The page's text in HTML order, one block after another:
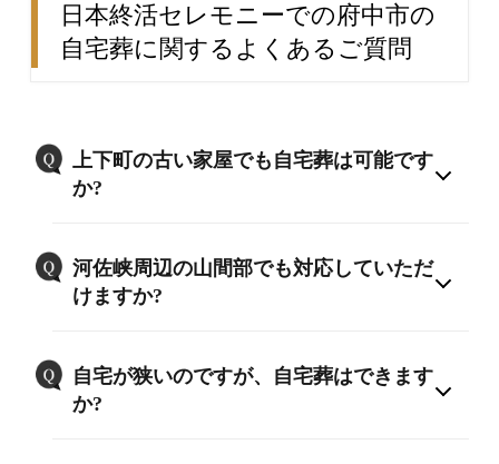
日本終活セレモニーでの府中市の
自宅葬に関するよくあるご質問
上下町の古い家屋でも自宅葬は可能です
か?
河佐峡周辺の山間部でも対応していただ
けますか?
自宅が狭いのですが、自宅葬はできます
か?